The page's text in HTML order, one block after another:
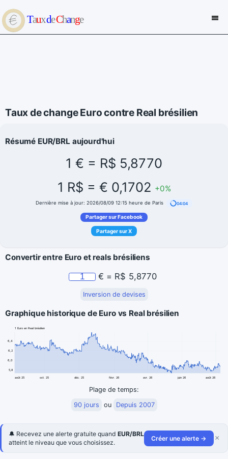
Taux de change Euro contre Real brésilien
Résumé EUR/BRL aujourd'hui
1 € = R$ 5,8770
1 R$ = € 0,1702 +0%
Dernière mise à jour: 2026/08/09 12:15 heure de Paris 04:04
Partager sur Facebook
Partager sur X
Convertir entre Euro et reals brésiliens
€ = R$ 5,8770
Inversion de devises
Graphique historique de Euro vs Real brésilien
5,8
6,0
6,2
6,4
août 25 oct. 25 déc. 25 févr. 26 avr. 26 juin 26 août 26
1 Euro en Real brésilien
Plage de temps:
90 jours
ou Depuis 2007
🔔 Recevez une alerte gratuite quand EUR/BRL
atteint le niveau que vous choisissez.
Créer une alerte → ×